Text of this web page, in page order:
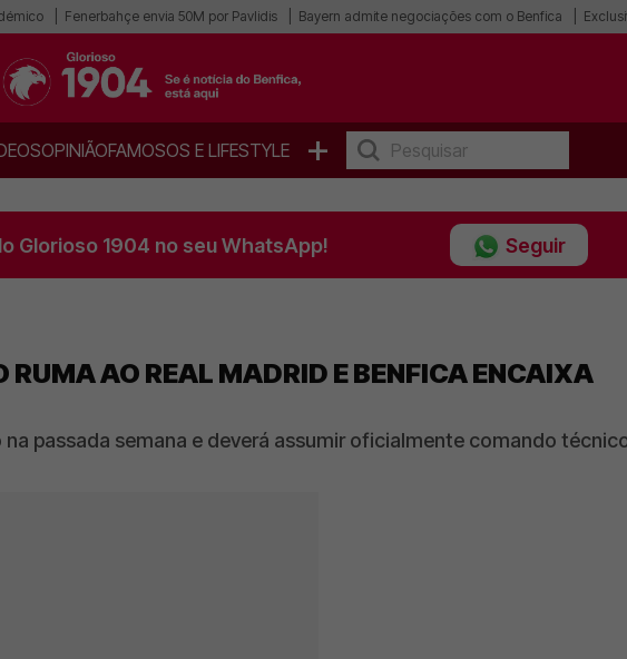
Fenerbahçe envia 50M por Pavlidis Bayern admite negociações com o Benfica
OPINIÃOFAMOSOS E LIFESTYLE +
Glorioso 1904 no seu WhatsApp! Seguir
AO REAL MADRID E BENFICA ENCAIXA
passada semana e deverá assumir oficialmente comando